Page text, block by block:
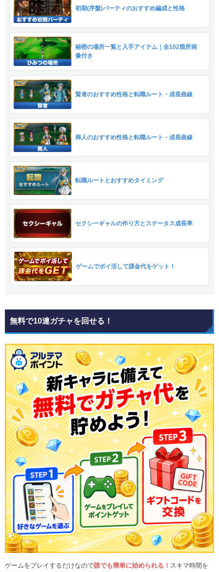
初期(序盤)パーティのおすすめ編成と性格
秘密の場所一覧と入手アイテム｜全102箇所画
像付き
賢者のおすすめ性格と転職ルート・成長曲線
商人のおすすめ性格と転職ルート・成長曲線
転職ルートとおすすめタイミング
セクシーギャルの作り方とステータス成長率
ゲームでポイ活して課金代をゲット！
無料で10連ガチャを回せる！
ゲームをプレイするだけなので誰でも簡単に始められる！ スキマ時間を